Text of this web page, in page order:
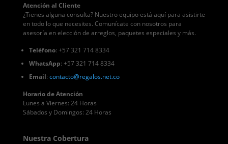
Atención al Cliente
¿Tienes alguna consulta? Nuestro equipo está aquí para asistirte
en todo lo que necesites. Comunícate con nosotros para
asesoría en elección de arreglos, paquetes especiales y más.
Teléfono: +57 321 714 8334
WhatsApp: +57 321 714 8334
Email: contacto@regalos.net.co
Horario de Atención
Lunes a Viernes: 24 Horas
Sábados y Domingos: 24 Horas
Nuestra Cobertura